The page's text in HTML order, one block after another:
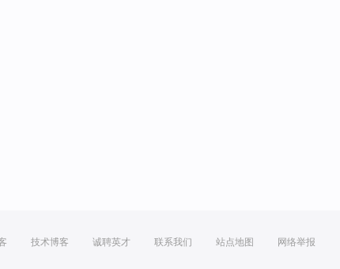
技术博客 诚聘英才 联系我们 站点地图 网络举报